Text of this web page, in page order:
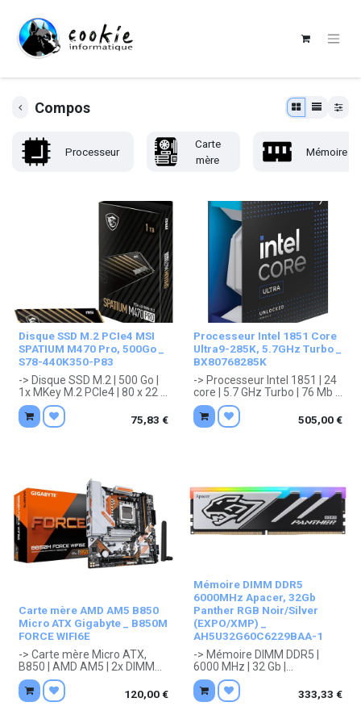
Compos
Processeur
Carte
mère
Mémoire
Disque SSD M.2 PCIe4 MSI
SPATIUM M470 Pro, 500Go _
S78-440K350-P83
-> Disque SSD M.2 | 500 Go |
1x MKey M.2 PCIe4 | 80 x 22 x
2.2 mm
. Garantie 5 ans constructeur.
75,83 €
Processeur Intel 1851 Core
Ultra9-285K, 5.7GHz Turbo _
BX80768285K
-> Processeur Intel 1851 | 24
core | 5.7 GHz Turbo | 76 Mb |
Intel Graphics intégré | Aucun
ventirad
. OEM/Tray/MultiPack :
505,00€
Carte mère AMD AM5 B850
Micro ATX Gigabyte _ B850M
FORCE WIFI6E
-> Carte mère Micro ATX,
B850 | AMD AM5 | 2x DIMM
DDR5 - 128 Gb maxi. | Aucun
chip graphique | Ethernet,
Wifi ax, Bluetooth 5.3 |
120,00€
Mémoire DIMM DDR5
6000MHz Apacer, 32Gb
Panther RGB Noir/Silver
(EXPO/XMP) _
AH5U32G60C6229BAA-1
-> Mémoire DIMM DDR5 |
6000 MHz | 32 Gb |
Dissipateur Gris/Noir, LED
(RGB)
. Garantie 3 ans constructeur.
333,33 €